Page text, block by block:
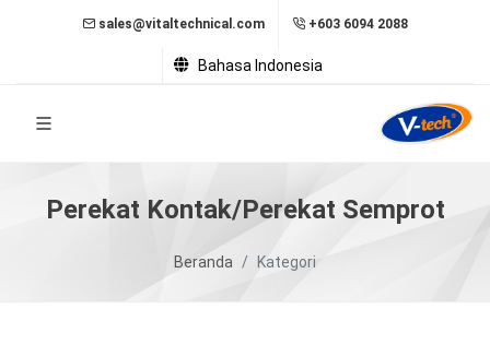
sales@vitaltechnical.com +603 6094 2088
Bahasa Indonesia
Perekat Kontak/Perekat Semprot
Beranda Kategori